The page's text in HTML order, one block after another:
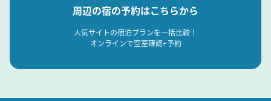
周辺の宿の予約はこちらから
人気サイトの宿泊プランを一括比較！
オンラインで空室確認+予約